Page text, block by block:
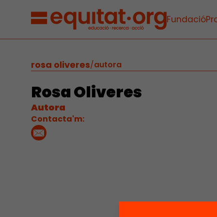
Fundació
rosa oliveres/autora
Rosa Oliveres
Autora
Contacta'm: